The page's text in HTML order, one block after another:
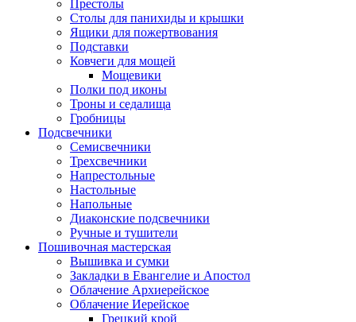
Престолы
Столы для панихиды и крышки
Ящики для пожертвования
Подставки
Ковчеги для мощей
Мощевики
Полки под иконы
Троны и седалища
Гробницы
Подсвечники
Семисвечники
Трехсвечники
Напрестольные
Настольные
Напольные
Диаконские подсвечники
Ручные и тушители
Пошивочная мастерская
Вышивка и сумки
Закладки в Евангелие и Апостол
Облачение Архиерейское
Облачение Иерейское
Грецкий крой